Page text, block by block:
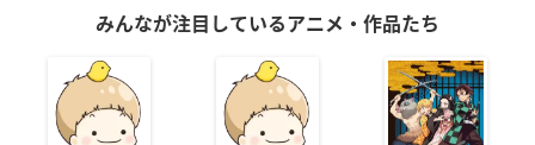
みんなが注目しているアニメ・作品たち